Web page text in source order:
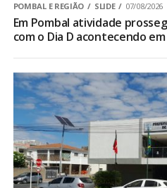
POMBAL E REGIÃO SLIDE 07/08/2026
Em Pombal atividade
com o Dia D acontecendo